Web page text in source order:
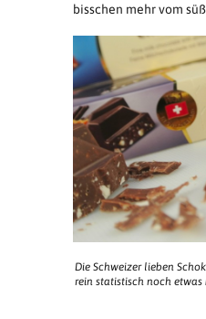
bisschen mehr vom
Die Schweizer lieben
rein statistisch noch etwas